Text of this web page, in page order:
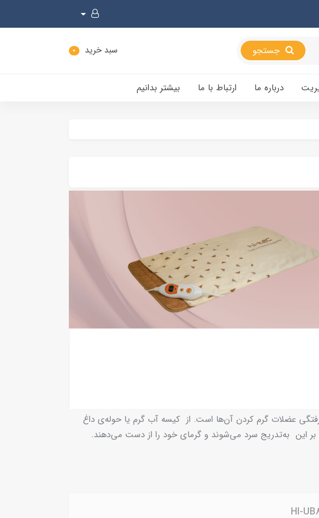
سبد خرید 0
درباره ما ارتباط با ما بیشتر بدانیم
عضلات گرم کردن آن‌ها است. از کیسه آب گرم یا حوله‌ی داغ
بر این به‌تدریج سرد می‌شوند و گرمای خود را از دست می‌دهند.